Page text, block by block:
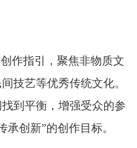
作指引，聚焦非物质文
技艺等优秀传统文化。
到平衡，增强受众的参
创新”的创作目标。